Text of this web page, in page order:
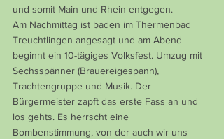
und somit Main und Rhein entgegen.
Am Nachmittag ist baden im Thermenbad
Treuchtlingen angesagt und am Abend
beginnt ein 10-tägiges Volksfest. Umzug mit
Sechsspänner (Brauereigespann),
Trachtengruppe und Musik. Der
Bürgermeister zapft das erste Fass an und
los gehts. Es herrscht eine
Bombenstimmung, von der auch wir uns